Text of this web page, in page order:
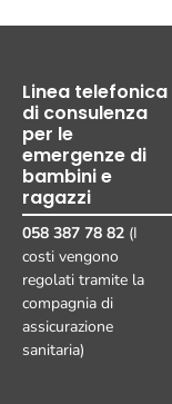
Linea telefonica
di consulenza
per le
emergenze di
bambini e
ragazzi
058 387 78 82 (I
costi vengono
regolati tramite la
compagnia di
assicurazione
sanitaria)